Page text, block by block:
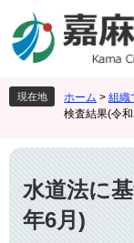
ジ
先
頭
。
ュ
を
飛
て
本
文
へ
現在地 ホーム > 組織
検査結果(令
本
文
水道法に
年6月)